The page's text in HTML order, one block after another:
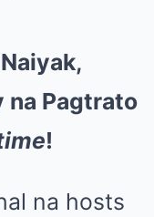
na Pagtrato
!
na hosts